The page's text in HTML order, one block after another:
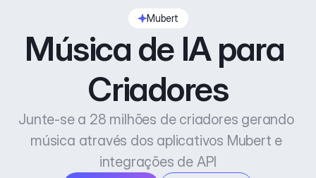
Mubert
Música de IA para
Criadores
Junte-se a 28 milhões de criadores gerando
música através dos aplicativos Mubert e
integrações de API